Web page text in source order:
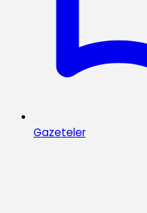
Gazeteler